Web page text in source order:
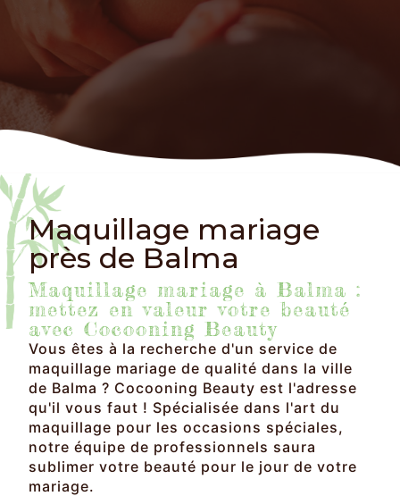
Maquillage mariage
près de Balma
Maquillage mariage à Balma :
mettez en valeur votre beauté
avec Cocooning Beauty
Vous êtes à la recherche d'un service de
maquillage mariage de qualité dans la ville
de Balma ? Cocooning Beauty est l'adresse
qu'il vous faut ! Spécialisée dans l'art du
maquillage pour les occasions spéciales,
notre équipe de professionnels saura
sublimer votre beauté pour le jour de votre
mariage.